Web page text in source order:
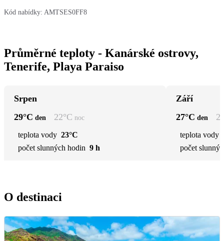
Kód nabídky: AMTSES0FF8
Průměrné teploty - Kanárské ostrovy,
Tenerife, Playa Paraiso
Srpen
29°C den 22°C noc
teplota vody 23°C
počet slunných hodin 9 h
Září
27°C den
teplota vody
počet
O destinaci